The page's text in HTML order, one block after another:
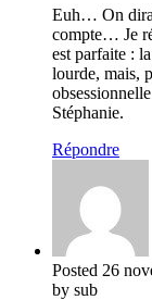
Euh… On
compte… Je
est parfaite :
lourde, mais,
Stéphanie.
Répondre
Posted 26
by sub